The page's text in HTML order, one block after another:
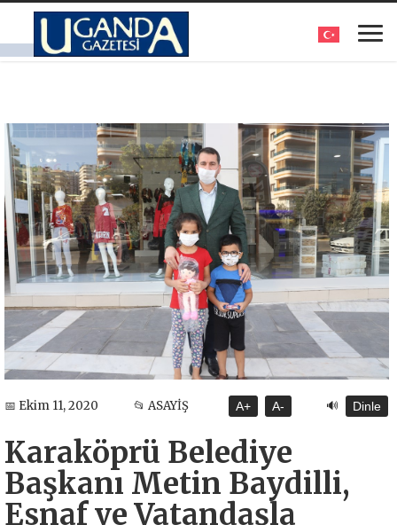
📅 Ekim 11, 2020 📂 ASAYİŞ A+ A- 🔊 Dinle
Karaköprü Belediye
Başkanı Metin Baydilli,
Esnaf ve Vatandaşla